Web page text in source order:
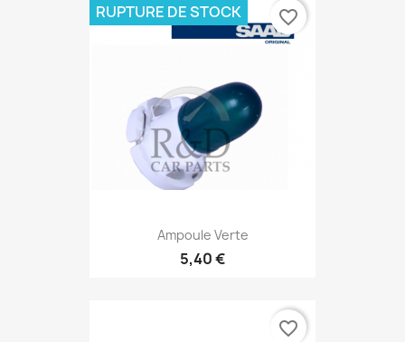
Ampoule Verte
5,40 €
RUPTURE DE STOCK favorite_border
favorite_border